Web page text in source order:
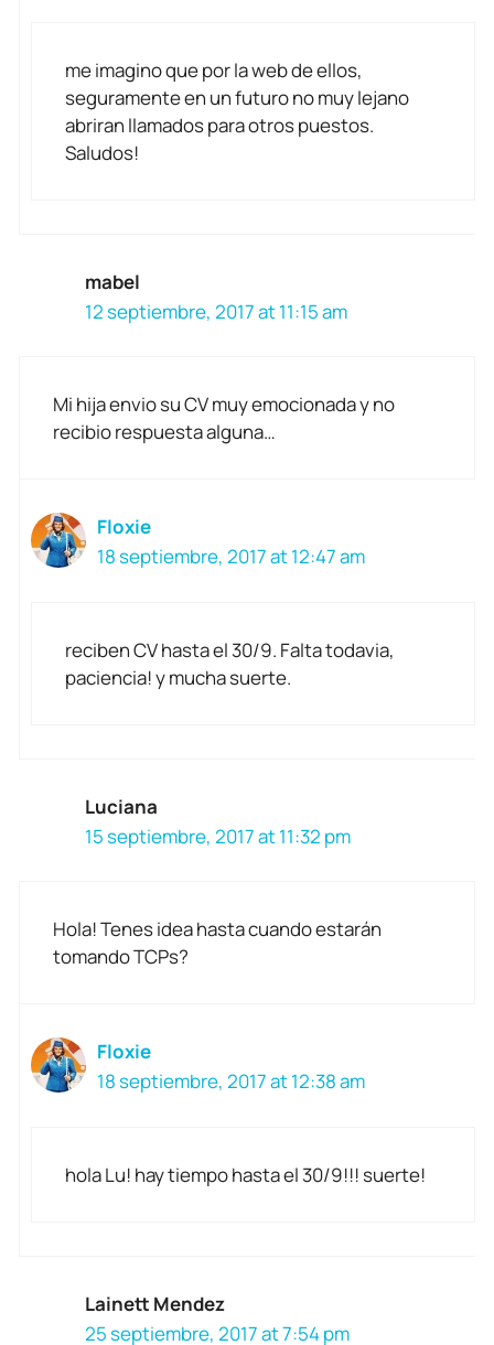
me imagino que por la web de ellos,
seguramente en un futuro no muy lejano
abriran llamados para otros puestos.
Saludos!
mabel
12 septiembre, 2017 at 11:15 am
Mi hija envio su CV muy emocionada y no
recibio respuesta alguna…
Floxie
18 septiembre, 2017 at 12:47 am
reciben CV hasta el 30/9. Falta todavia,
paciencia! y mucha suerte.
Luciana
15 septiembre, 2017 at 11:32 pm
Hola! Tenes idea hasta cuando estarán
tomando TCPs?
Floxie
18 septiembre, 2017 at 12:38 am
hola Lu! hay tiempo hasta el 30/9!!! suerte!
Lainett Mendez
25 septiembre, 2017 at 7:54 pm